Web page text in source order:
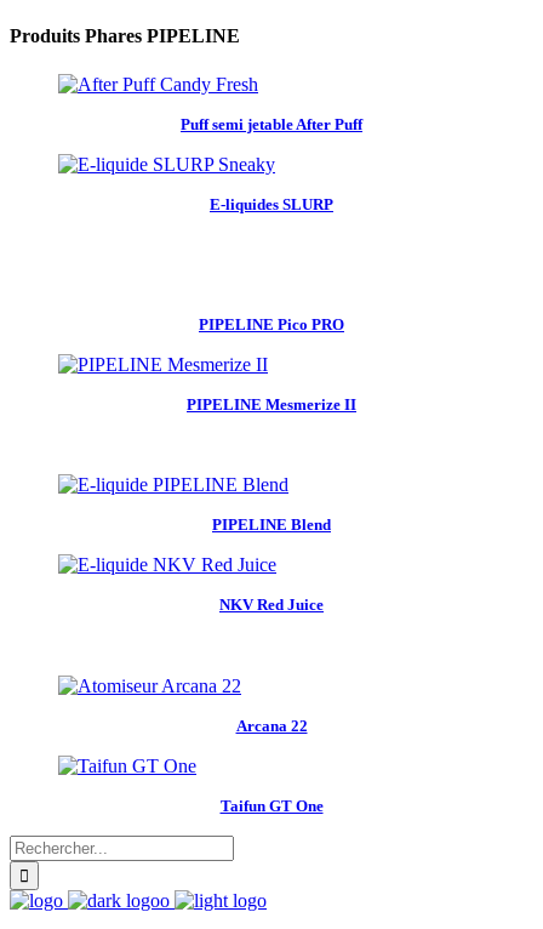
Produits Phares PIPELINE
Puff semi jetable After Puff
E-liquides SLURP
PIPELINE Pico PRO
PIPELINE Mesmerize II
PIPELINE Blend
NKV Red Juice
Arcana 22
Taifun GT One